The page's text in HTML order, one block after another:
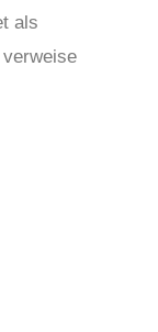
als
verweise